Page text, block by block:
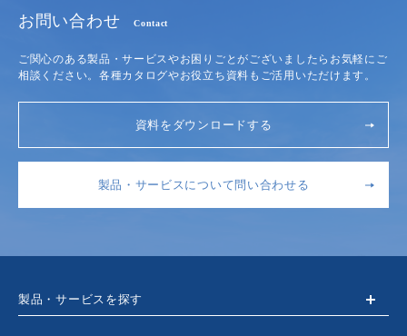
お問い合わせ Contact
ご関心のある製品・サービスやお困りごとがございましたらお気軽にご
相談ください。各種カタログやお役立ち資料もご活用いただけます。
資料をダウンロードする
製品・サービスについて問い合わせる
製品・サービスを探す